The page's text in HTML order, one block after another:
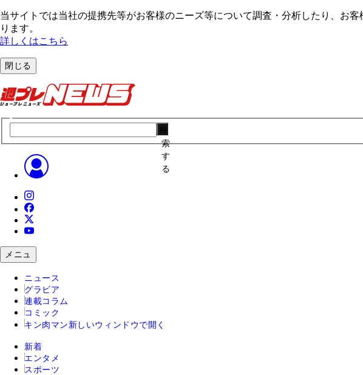
当サイトでは当社の提携先等がお客様のニーズ等について調査・分析したり、お
ります。
詳しくはこちら
閉じる
索
す
る
メニュ
ニュース
グラビア
連載コラム
コミック
キン肉マン 新しいウィンドウで開く
新着
エンタメ
スポーツ